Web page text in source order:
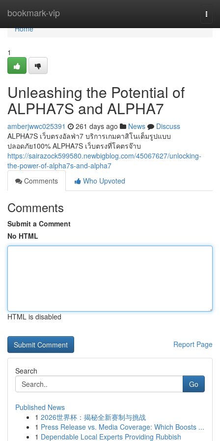
bookmark-vip
Home
Home
1
Unleashing the Potential of
ALPHA7S and ALPHA7
amberjwwc025391 261 days ago News
Discuss
ALPHA7S เว็บตรงอัลฟ่า7 บริการเกมคาสิโนเต็มรูปแบบ
ปลอดภัย100% ALPHA7S เว็บตรงที่โคตรจ๊าบ
https://sairazock599580.newbigblog.com/45067627/unlocking-
the-power-of-alpha7s-and-alpha7
Comments
Who Upvoted
Comments
Submit a Comment
No HTML
HTML is disabled
Report Page
Search
Go
Published News
1 2026世界杯：揭秘全新赛制与挑战
1 Press Release vs. Media Coverage: Which Boosts ...
1 Dependable Local Experts Providing Rubbish